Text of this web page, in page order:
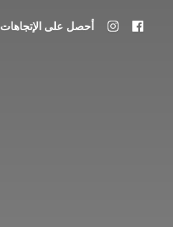
أحصل على الإتجاهات